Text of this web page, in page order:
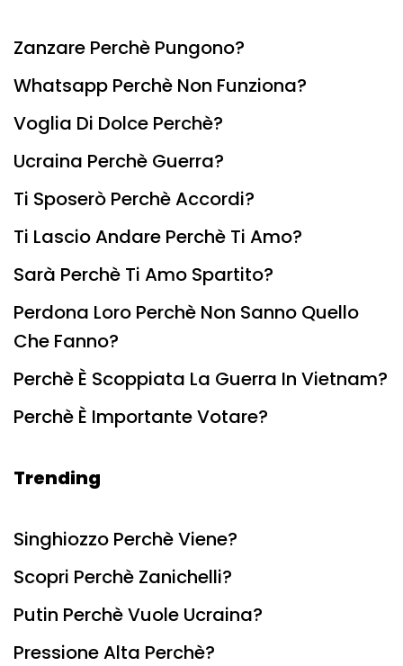
Zanzare Perchè Pungono?
Whatsapp Perchè Non Funziona?
Voglia Di Dolce Perchè?
Ucraina Perchè Guerra?
Ti Sposerò Perchè Accordi?
Ti Lascio Andare Perchè Ti Amo?
Sarà Perchè Ti Amo Spartito?
Perdona Loro Perchè Non Sanno Quello
Che Fanno?
Perchè È Scoppiata La Guerra In Vietnam?
Perchè È Importante Votare?
Trending
Singhiozzo Perchè Viene?
Scopri Perchè Zanichelli?
Putin Perchè Vuole Ucraina?
Pressione Alta Perchè?